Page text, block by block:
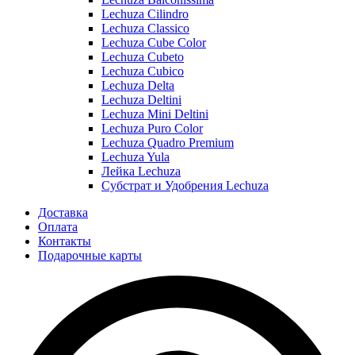
Lechuza Cilindro
Lechuza Classico
Lechuza Cube Color
Lechuza Cubeto
Lechuza Cubico
Lechuza Delta
Lechuza Deltini
Lechuza Mini Deltini
Lechuza Puro Color
Lechuza Quadro Premium
Lechuza Yula
Лейка Lechuza
Субстрат и Удобрения Lechuza
Доставка
Оплата
Контакты
Подарочные карты